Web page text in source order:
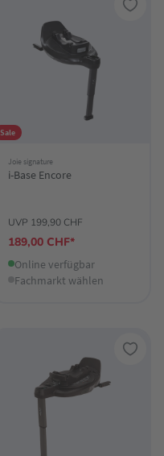
Sale
Joie signature
i-Base Encore
UVP 199,90 CHF
189,00 CHF*
Online verfügbar
Fachmarkt wählen